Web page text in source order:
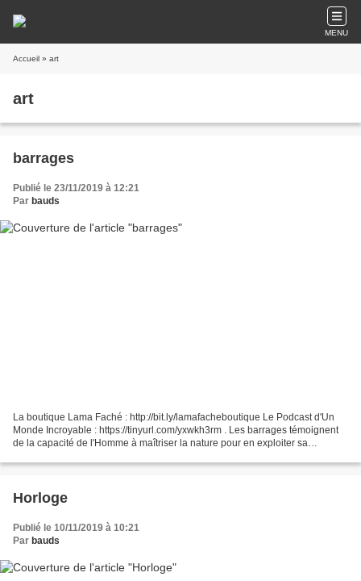
MENU
Accueil » art
art
barrages
Publié le 23/11/2019 à 12:21
Par bauds
La boutique Lama Faché : http://bit.ly/lamafacheboutique Le Podcast d'Un
Monde Incroyable : https://tinyurl.com/yxwkh3rm . Les barrages témoignent
de la capacité de l'Homme à maîtriser la nature pour en exploiter sa
Horloge
Publié le 10/11/2019 à 10:21
Par bauds